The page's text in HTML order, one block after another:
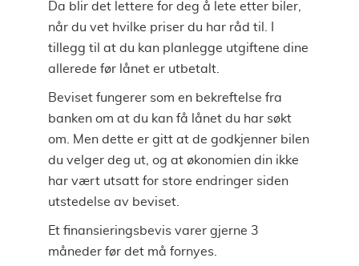
Da blir det lettere for deg å lete etter biler,
når du vet hvilke priser du har råd til. I
tillegg til at du kan planlegge utgiftene dine
allerede før lånet er utbetalt.
Beviset fungerer som en bekreftelse fra
banken om at du kan få lånet du har søkt
om. Men dette er gitt at de godkjenner bilen
du velger deg ut, og at økonomien din ikke
har vært utsatt for store endringer siden
utstedelse av beviset.
Et finansieringsbevis varer gjerne 3
måneder før det må fornyes.